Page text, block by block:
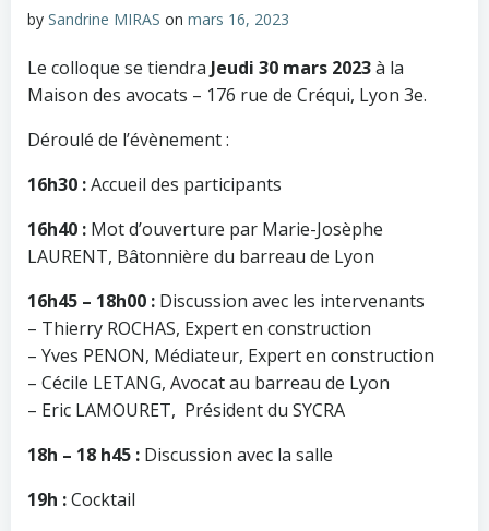
by Sandrine MIRAS on mars 16, 2023
Le colloque se tiendra Jeudi 30 mars 2023à la
Maison des avocats – 176 rue de Créqui, Lyon 3e.
Déroulé de l’évènement :
16h30 :Accueil des participants
16h40 : Mot d’ouverture par Marie-Josèphe
LAURENT, Bâtonnière du barreau de Lyon
16h45 – 18h00 : Discussion avec les intervenants
– Thierry ROCHAS, Expert en construction
– Yves PENON, Médiateur, Expert en construction
– Cécile LETANG, Avocat au barreau de Lyon
– Eric LAMOURET, Président du SYCRA
18h – 18 h45 : Discussion avec la salle
19h :Cocktail